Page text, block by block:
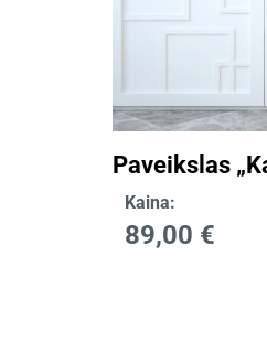
Paveikslas
Kaina:
89,00 €